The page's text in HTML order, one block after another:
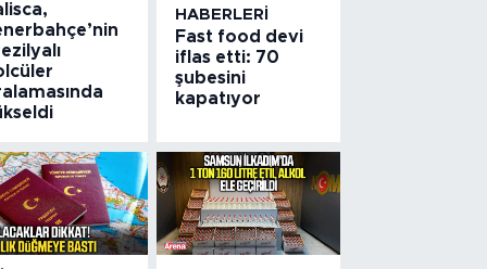
HABERLERI
Fast food devi
iflas etti: 70
şubesini
kapatıyor